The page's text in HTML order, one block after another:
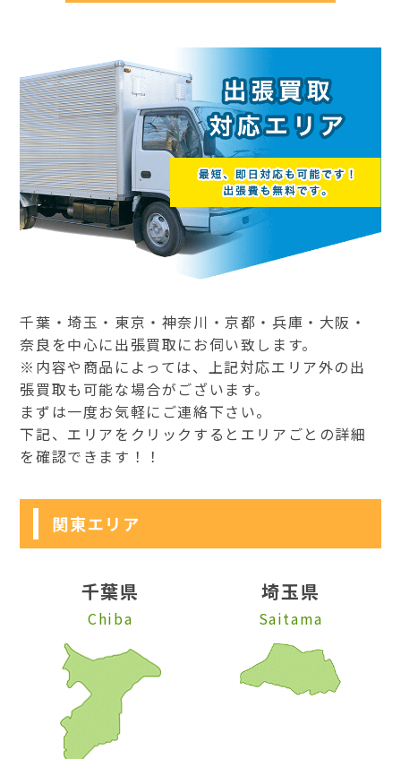
千葉・埼玉・東京・神奈川・京都・兵庫・大阪・
奈良を中心に出張買取にお伺い致します。
※内容や商品によっては、上記対応エリア外の出
張買取も可能な場合がございます。
まずは一度お気軽にご連絡下さい。
下記、エリアをクリックするとエリアごとの詳細
を確認できます！！
関東エリア
千葉県
Chiba
埼玉県
Saitama